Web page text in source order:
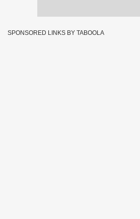
SPONSORED LINKS BY TABOOLA